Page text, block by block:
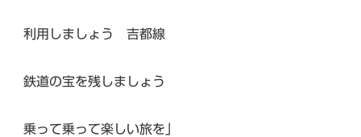
利用しましょう 吉都線
鉄道の宝を残しましょう
乗って乗って楽しい旅を」